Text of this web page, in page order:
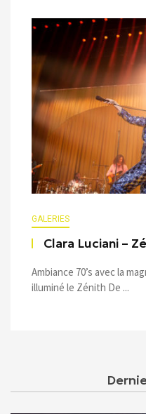
GALERIES
Clara Luciani –
Ambiance 70’s avec la
illuminé le Zénith De ...